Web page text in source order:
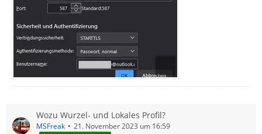
Wozu Wurzel- und Lokales Profil?
MSFreak
21. November 2023 um 16:59